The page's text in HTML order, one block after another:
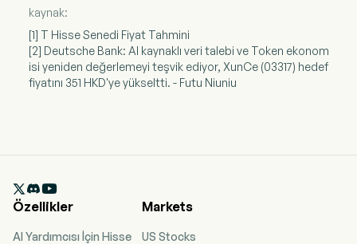
kaynak:
[1] T Hisse Senedi Fiyat Tahmini
[2] Deutsche Bank: AI kaynaklı veri talebi ve Token ekonom
isi yeniden değerlemeyi teşvik ediyor, XunCe (03317) hedef
fiyatını 351 HKD'ye yükseltti. - Futu Niuniu

Özellikler
AI Yardımcısı İçin Hisse
Markets
US Stocks